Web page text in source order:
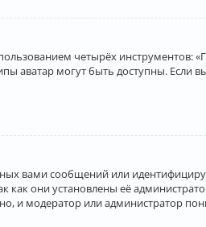
четырёх инструментов:
аватар могут быть доступны.
вами сообщений или
они установлены её
и модератор или администратор